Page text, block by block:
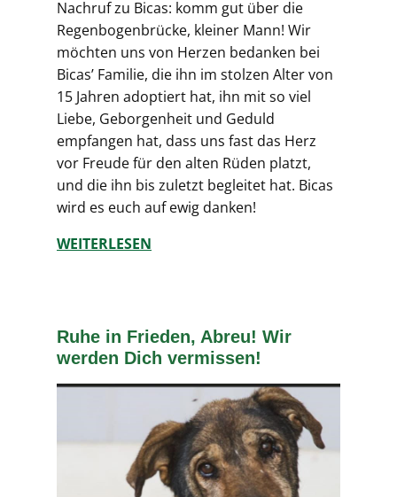
Nachruf zu Bicas: komm gut über die
Regenbogenbrücke, kleiner Mann! Wir
möchten uns von Herzen bedanken bei
Bicas’ Familie, die ihn im stolzen Alter von
15 Jahren adoptiert hat, ihn mit so viel
Liebe, Geborgenheit und Geduld
empfangen hat, dass uns fast das Herz
vor Freude für den alten Rüden platzt,
und die ihn bis zuletzt begleitet hat. Bicas
wird es euch auf ewig danken!
WEITERLESEN
Ruhe in Frieden, Abreu! Wir
werden Dich vermissen!